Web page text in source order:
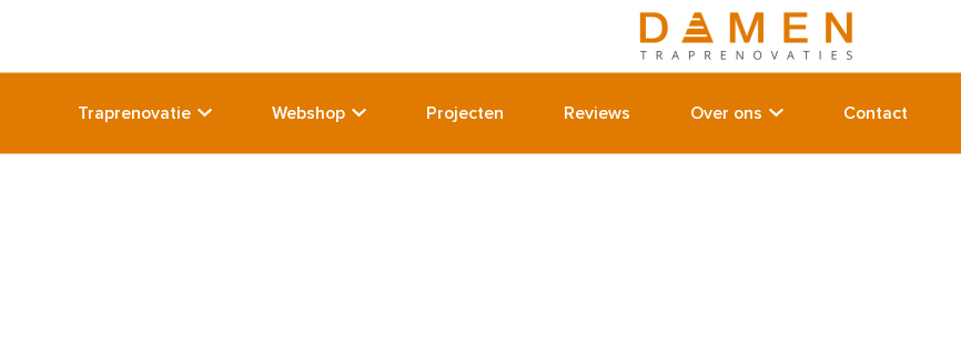
Traprenovatie Webshop Projecten Reviews Over ons Contact